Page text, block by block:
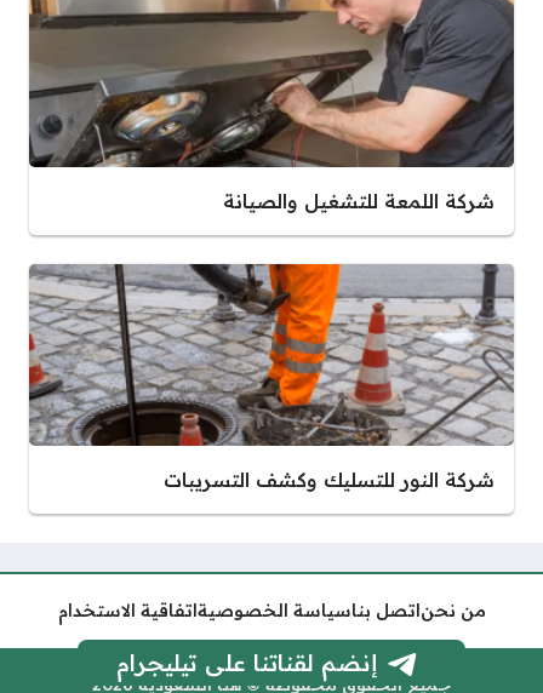
شركة اللمعة للتشغيل والصيانة
شركة النور للتسليك وكشف التسريبات
من نحن اتصل بناسياسة الخصوصية اتفاقية الاستخدام
جميع الحقوق محفوظة © هنا السعودية 2026
إنضم لقناتنا على تيليجرام